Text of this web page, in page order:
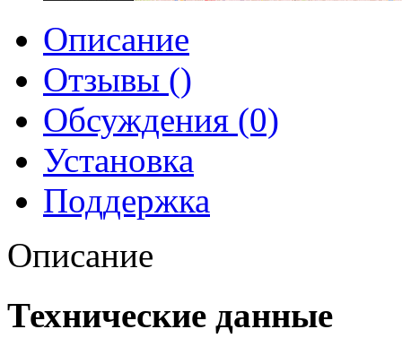
Описание
Отзывы ()
Обсуждения (0)
Установка
Поддержка
Описание
Технические данные